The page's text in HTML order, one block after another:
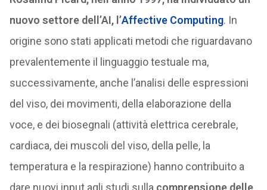
nuovo settore dell’AI, l’Affective Computing. In
origine sono stati applicati metodi che riguardavano
prevalentemente il linguaggio testuale ma,
successivamente, anche l’analisi delle espressioni
del viso, dei movimenti, della elaborazione della
voce, e dei biosegnali (attività elettrica cerebrale,
cardiaca, dei muscoli del viso, della pelle, la
temperatura e la respirazione) hanno contribuito a
dare nuovi input agli studi sulla comprensione delle